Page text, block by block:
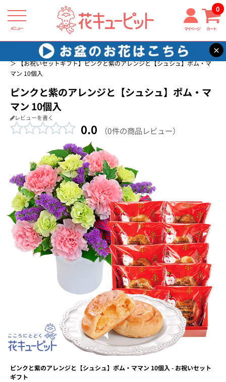
メニュー マイページ カート
0
×
花キューピット 誕生日フラワーギフト特集
お祝いセットギフト一覧
【お祝いセットギフト】ピンクと紫のアレンジと【シュシュ】ポム・マ
マン 10個入
ピンクと紫のアレンジと【シュシュ】ポム・マ
マン 10個入
レビューを書く
0.0 （0件の商品レビュー）
ピンクと紫のアレンジと【シュシュ】ポム・ママン 10個入 - お祝いセット
ギフト